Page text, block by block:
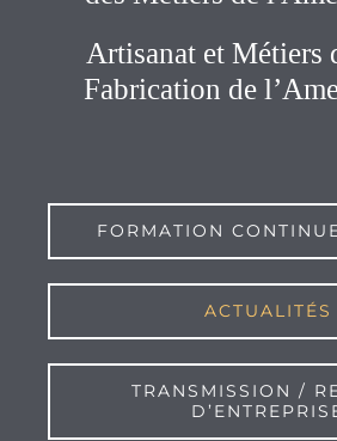
Artisanat et Métiers
Fabrication de
FORMATION
ACTUALITÉS
TRANSMISSION /